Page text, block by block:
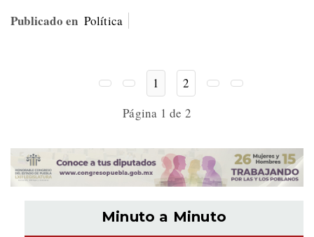
Publicado en Política
1
2
Página 1 de 2
Minuto a Minuto